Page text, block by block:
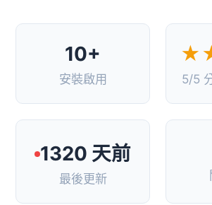
10+
安裝啟用 5/5
1320 天前
最後更新